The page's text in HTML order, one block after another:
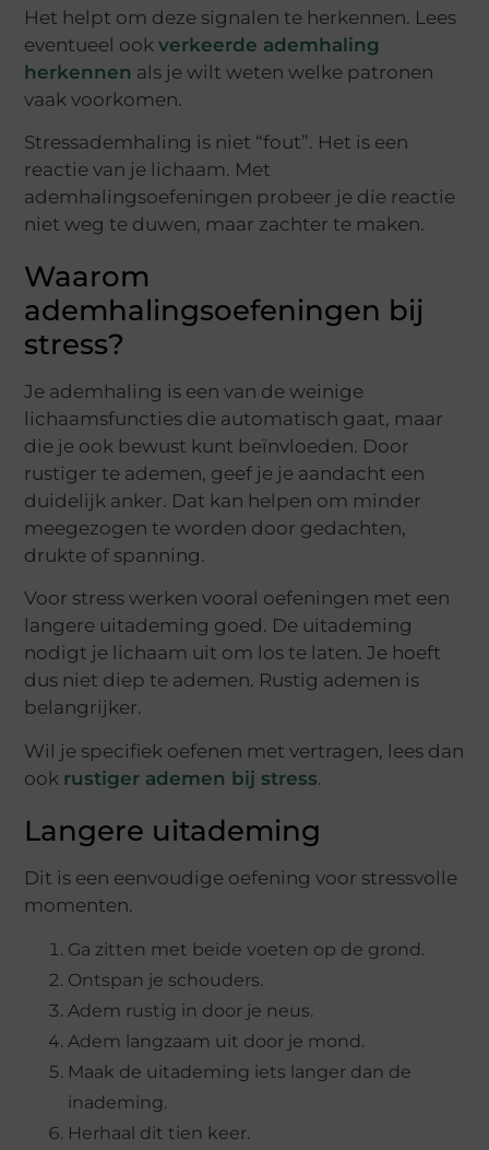
Het helpt om deze signalen te herkennen. Lees
eventueel ookverkeerde ademhaling
herkennen als je wilt weten welke patronen
vaak voorkomen.
Stressademhaling is niet “fout”. Het is een
reactie van je lichaam. Met
ademhalingsoefeningen probeer je die reactie
niet weg te duwen, maar zachter te maken.
Waarom
ademhalingsoefeningen bij
stress?
Je ademhaling is een van de weinige
lichaamsfuncties die automatisch gaat, maar
die je ook bewust kunt beïnvloeden. Door
rustiger te ademen, geef je je aandacht een
duidelijk anker. Dat kan helpen om minder
meegezogen te worden door gedachten,
drukte of spanning.
Voor stress werken vooral oefeningen met een
langere uitademing goed. De uitademing
nodigt je lichaam uit om los te laten. Je hoeft
dus niet diep te ademen. Rustig ademen is
belangrijker.
Wil je specifiek oefenen met vertragen, lees dan
ook rustiger ademen bij stress.
Langere uitademing
Dit is een eenvoudige oefening voor stressvolle
momenten.
Ga zitten met beide voeten op de grond.
Ontspan je schouders.
Adem rustig in door je neus.
Adem langzaam uit door je mond.
Maak de uitademing iets langer dan de
inademing.
Herhaal dit tien keer.